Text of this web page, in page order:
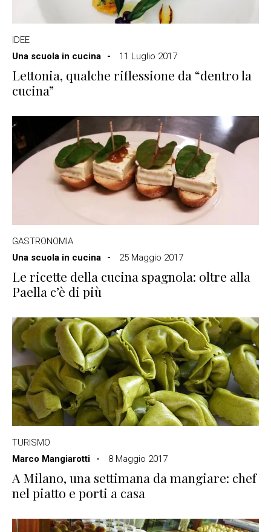
IDEE
Una scuola in cucina
11 Luglio 2017
Lettonia, qualche riflessione da “dentro la
cucina”
GASTRONOMIA
Una scuola in cucina
25 Maggio 2017
Le ricette della cucina spagnola: oltre alla
Paella c’è di più
TURISMO
Marco Mangiarotti
8 Maggio 2017
A Milano, una settimana da mangiare: chef
nel piatto e porti a casa